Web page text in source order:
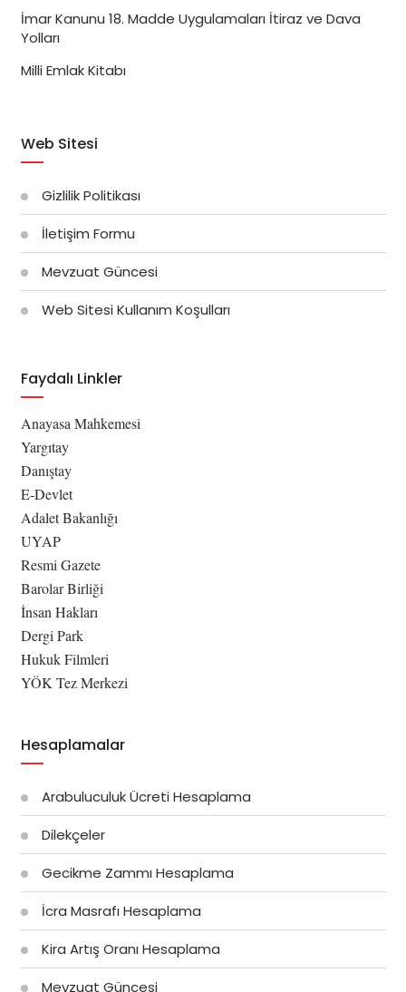
İmar Kanunu 18. Madde Uygulamaları İtiraz ve Dava
Yolları
Milli Emlak Kitabı
Web Sitesi
Gizlilik Politikası
İletişim Formu
Mevzuat Güncesi
Web Sitesi Kullanım Koşulları
Faydalı Linkler
Anayasa Mahkemesi
Yargıtay
Danıştay
E-Devlet
Adalet Bakanlığı
UYAP
Resmi Gazete
Barolar Birliği
İnsan Hakları
Dergi Park
Hukuk Filmleri
YÖK Tez Merkezi
Hesaplamalar
Arabuluculuk Ücreti Hesaplama
Dilekçeler
Gecikme Zammı Hesaplama
İcra Masrafı Hesaplama
Kira Artış Oranı Hesaplama
Mevzuat Güncesi